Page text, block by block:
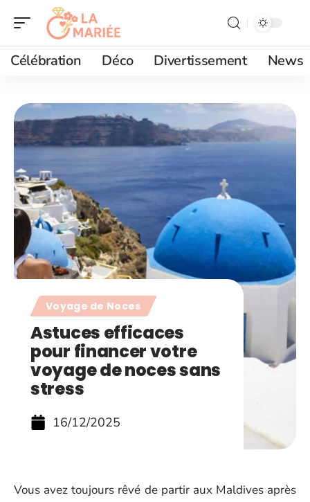
Célébration Déco Divertissement News
Voyage de Noces
Astuces efficaces
pour financer votre
voyage de noces sans
stress
16/12/2025
Vous avez toujours rêvé de partir aux Maldives après